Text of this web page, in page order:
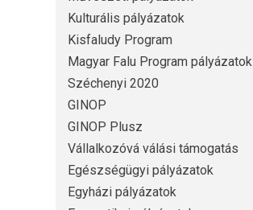
Kulturális pályázatok
Kisfaludy Program
Magyar Falu Program pályázatok
Széchenyi 2020
GINOP
GINOP Plusz
Vállalkozóvá válási támogatás
Egészségügyi pályázatok
Egyházi pályázatok